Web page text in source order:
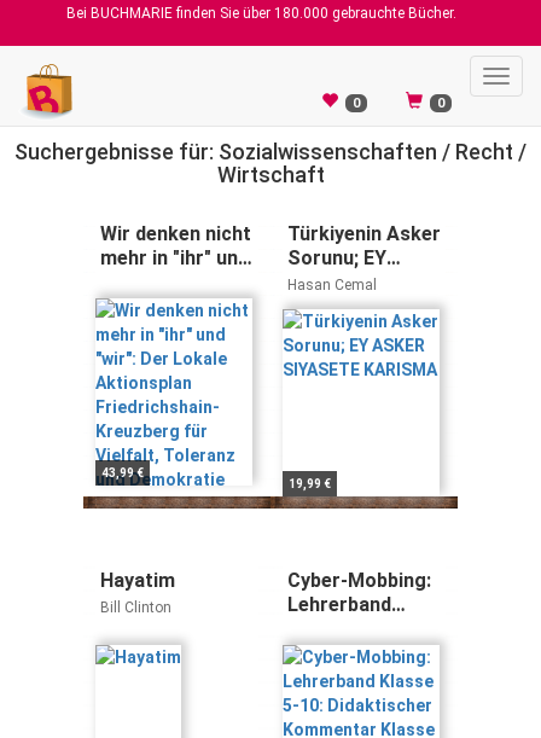
Bei BUCHMARIE finden Sie über 180.000 gebrauchte Bücher.
0 0
Suchergebnisse für: Sozialwissenschaften / Recht /
Wirtschaft
Wir denken nicht
mehr in "ihr" und
Aktionsplan
Friedrichshain-
Kreuzberg für
Vielfalt,
Toleranz und
Demokratie
43,99 €
Türkiyenin Asker
Sorunu; EY
ASKER
SIYASETE
KARISMA
Hasan Cemal
19,99 €
Hayatim
Bill Clinton
Cyber-Mobbing:
Lehrerband
Didaktischer
Kommentar
Klasse 5-10
(webcoach)